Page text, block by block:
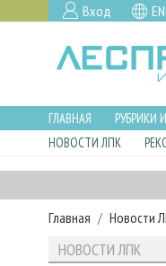
Вход EN
ГЛАВНАЯ РУБРИКИ
НОВОСТИ ЛПК
Главная Новости
НОВОСТИ ЛПК